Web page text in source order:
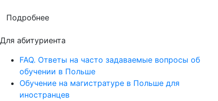
Подробнее
Для абитуриента
FAQ. Ответы на часто задаваемые вопросы об
обучении в Польше
Обучение на магистратуре в Польше для
иностранцев